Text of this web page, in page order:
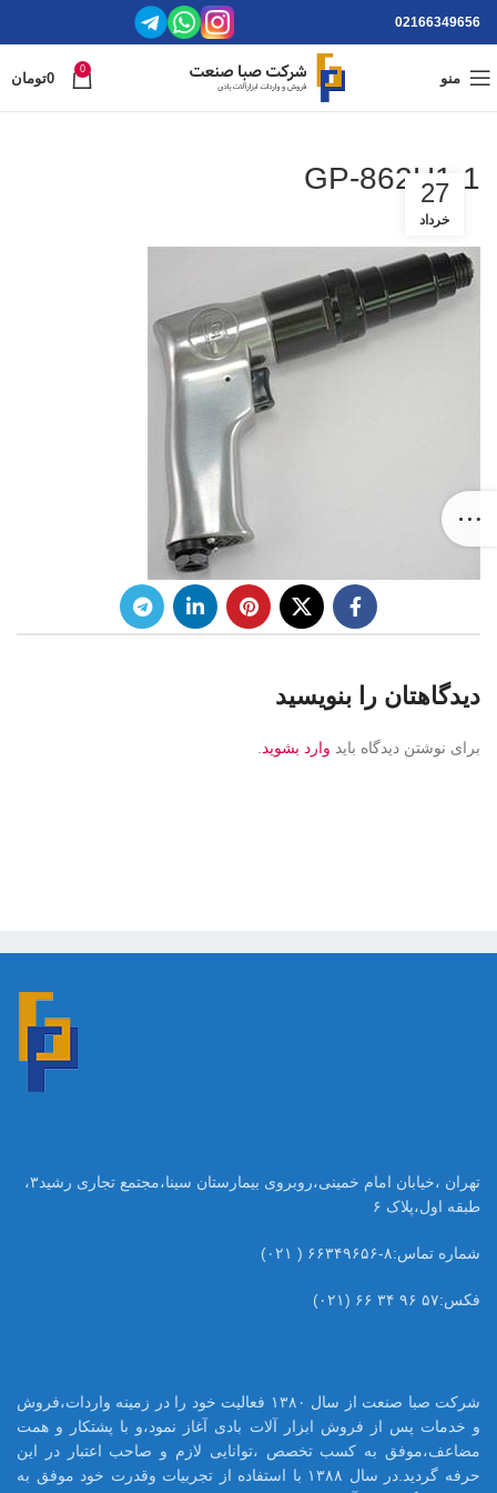
02166349656
منو
0
0تومان
GP-862H1-1
27
خرداد
دیدگاهتان را بنویسید
برای نوشتن دیدگاه باید وارد بشوید
تهران ،خیابان امام خمینی،روبروی بیمارستان سینا،مجتمع تجاری رشید۳،
طبقه اول،پلاک ۶
شماره تماس:۸-۶۶۳۴۹۶۵۶ ( ۰۲۱)
فکس:۵۷ ۹۶ ۳۴ ۶۶ (۰۲۱)
شرکت صبا صنعت از سال ۱۳۸۰ فعالیت خود را در زمینه واردات،فروش
و خدمات پس از فروش ابزار آلات بادی آغاز نمود،و با پشتکار و همت
مضاعف،موفق به کسب تخصص ،توانایی لازم و صاحب اعتبار در این
حرفه گردید.در سال ۱۳۸۸ با استفاده از تجربیات وقدرت خود موفق به